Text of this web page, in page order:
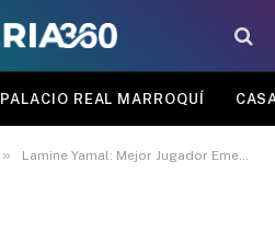
PALACIO REAL MARROQUÍ
» Lamine Yamal: Mejor Jugador Emergente en los Globe Soccer Awards 2024